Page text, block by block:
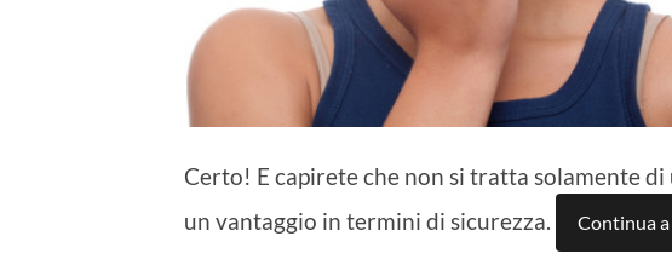
Certo! E capirete che non si tratta solamente
un vantaggio in termini di sicurezza.
Continua